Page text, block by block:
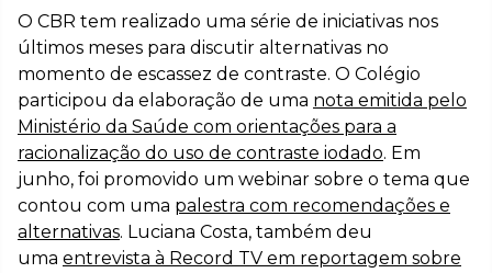
O CBR tem realizado uma série de iniciativas nos
últimos meses para discutir alternativas no
momento de escassez de contraste. O Colégio
participou da elaboração de uma nota emitida pelo
Ministério da Saúde com orientações para a
racionalização do uso de contraste iodado. Em
junho, foi promovido um webinar sobre o tema que
contou com uma palestra com recomendações e
alternativas. Luciana Costa, também deu
uma entrevista à Record TV em reportagem sobre